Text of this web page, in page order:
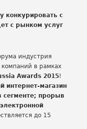
конкурировать с
с рынком услуг
индустрия
в рамках
Awards 2015!
интернет-магазин
сегменте; прорыв
до 15